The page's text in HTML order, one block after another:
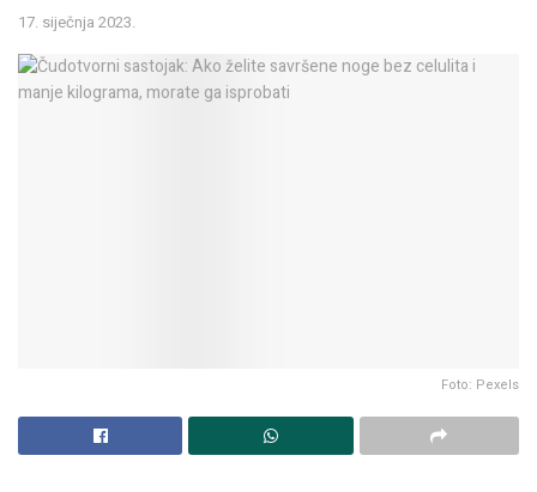
17. siječnja 2023.
Foto: Pexels